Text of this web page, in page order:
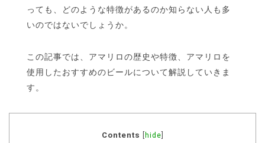
っても、どのような特徴があるのか知らない人も多
いのではないでしょうか。
この記事では、アマリロの歴史や特徴、アマリロを
使用したおすすめのビールについて解説していきま
す。
Contents hide